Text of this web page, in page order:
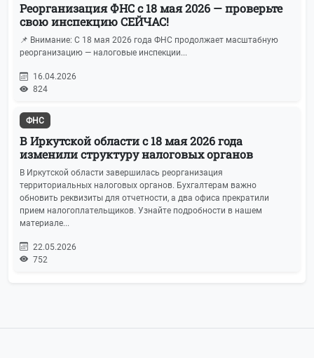
Реорганизация ФНС с 18 мая 2026 — проверьте
свою инспекцию СЕЙЧАС!
📌 Внимание: С 18 мая 2026 года ФНС продолжает масштабную
реорганизацию — налоговые инспекции...
16.04.2026
824
ФНС
В Иркутской области с 18 мая 2026 года
изменили структуру налоговых органов
В Иркутской области завершилась реорганизация
территориальных налоговых органов. Бухгалтерам важно
обновить реквизиты для отчетности, а два офиса прекратили
прием налогоплательщиков. Узнайте подробности в нашем
материале...
22.05.2026
752